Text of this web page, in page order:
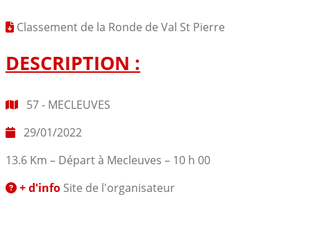
Classement de la Ronde de Val St Pierre
DESCRIPTION :
57 - MECLEUVES
29/01/2022
13.6 Km – Départ à Mecleuves – 10 h 00
+ d'info Site de l'organisateur